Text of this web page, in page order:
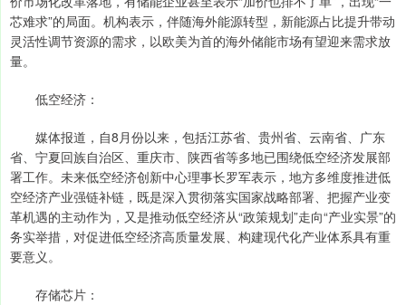
芯难求”的局面。机构表示，伴随海外能源转型，新能源占比提升带动
灵活性调节资源的需求，以欧美为首的海外储能市场有望迎来需求放
量。
低空经济：
媒体报道，自8月份以来，包括江苏省、贵州省、云南省、广东
省、宁夏回族自治区、重庆市、陕西省等多地已围绕低空经济发展部
署工作。未来低空经济创新中心理事长罗军表示，地方多维度推进低
空经济产业强链补链，既是深入贯彻落实国家战略部署、把握产业变
革机遇的主动作为，又是推动低空经济从“政策规划”走向“产业实景”的
务实举措，对促进低空经济高质量发展、构建现代化产业体系具有重
要意义。
存储芯片：